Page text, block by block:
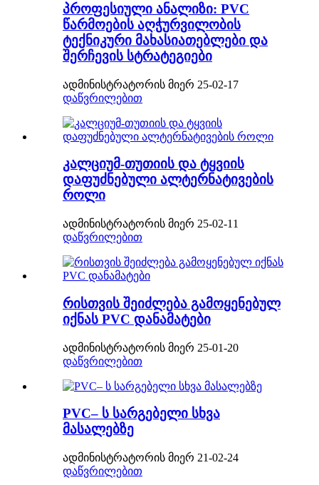
პროფესიული ანალიზი: PVC
წარმოების აღჭურვილობის
ტექნიკური მახასიათებლები და
შერჩევის სტრატეგიები
ადმინისტრატორის მიერ 25-02-17
დაწვრილებით
კალციუმ-თუთიის და ტყვიის
დაფუძნებული ალტერნატივების
როლი
ადმინისტრატორის მიერ 25-02-11
დაწვრილებით
რისთვის შეიძლება გამოყენებულ
იქნას PVC დანამატები
ადმინისტრატორის მიერ 25-01-20
დაწვრილებით
PVC– ს სარგებელი სხვა
მასალებზე
ადმინისტრატორის მიერ 21-02-24
დაწვრილებით